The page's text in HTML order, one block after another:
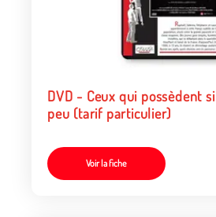
DVD - Ceux qui possèdent si
peu (tarif particulier)
Voir la fiche